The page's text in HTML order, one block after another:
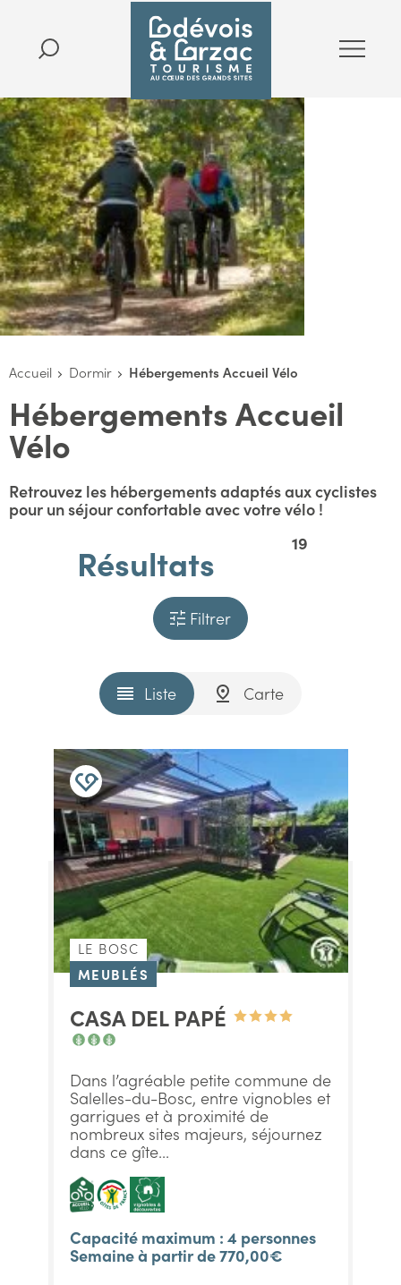
Accueil Dormir Hébergements Accueil Vélo
Hébergements Accueil
Vélo
Retrouvez les hébergements adaptés aux cyclistes
pour un séjour confortable avec votre vélo !
19
Résultats
Filtrer
Liste Carte
LE BOSC
MEUBLÉS
CASA DEL PAPÉ
Dans l’agréable petite commune de
Salelles-du-Bosc, entre vignobles et
garrigues et à proximité de
nombreux sites majeurs, séjournez
dans ce gîte...
Capacité maximum : 4 personnes
Semaine à partir de 770,00€